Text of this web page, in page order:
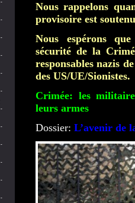
Nous rappelons
provisoire est
Nous espérons
sécurité de la
responsables nazis
des US/UE/Sionistes.
Crimée: les
leurs armes
Dossier: L’avenir de